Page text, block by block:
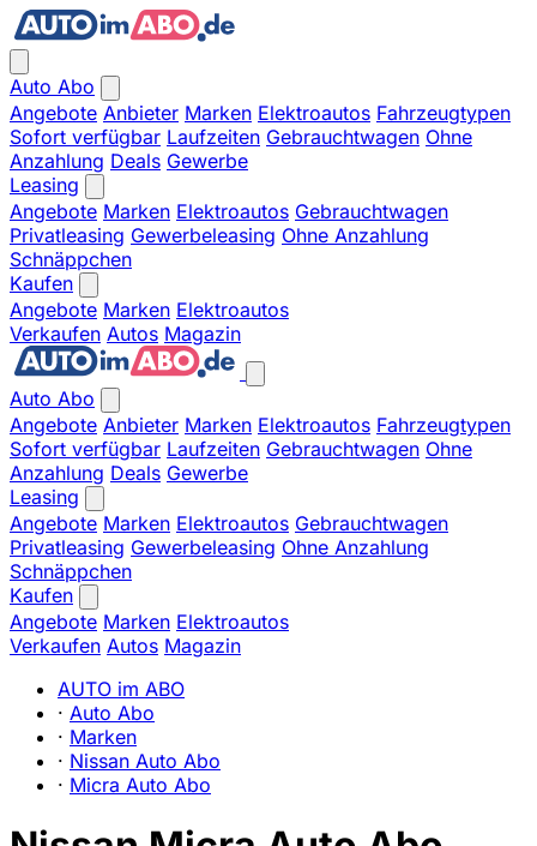
Auto Abo
Angebote Anbieter Marken Elektroautos Fahrzeugtypen
Sofort verfügbar Laufzeiten Gebrauchtwagen Ohne
Anzahlung Deals Gewerbe
Leasing
Angebote Marken Elektroautos Gebrauchtwagen
Privatleasing Gewerbeleasing Ohne Anzahlung
Schnäppchen
Kaufen
Angebote Marken Elektroautos
Verkaufen Autos Magazin
Auto Abo
Angebote Anbieter Marken Elektroautos Fahrzeugtypen
Sofort verfügbar Laufzeiten Gebrauchtwagen Ohne
Anzahlung Deals Gewerbe
Leasing
Angebote Marken Elektroautos Gebrauchtwagen
Privatleasing Gewerbeleasing Ohne Anzahlung
Schnäppchen
Kaufen
Angebote Marken Elektroautos
Verkaufen Autos Magazin
AUTO im ABO
· Auto Abo
· Marken
· Nissan Auto Abo
· Micra Auto Abo